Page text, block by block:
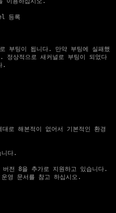
등록
부팅이 됩니다. 만약 부팅에 실패했
정상적으로 새커널로 부팅이 되었다
.
로 해본적이 없어서 기본적인 환경
전 8을 추가로 지원하고 있습니다.
영 문서를 참고 하십시오.